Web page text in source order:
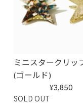
ミニスタークリッ
(ゴールド)
3,850
SOLD OUT